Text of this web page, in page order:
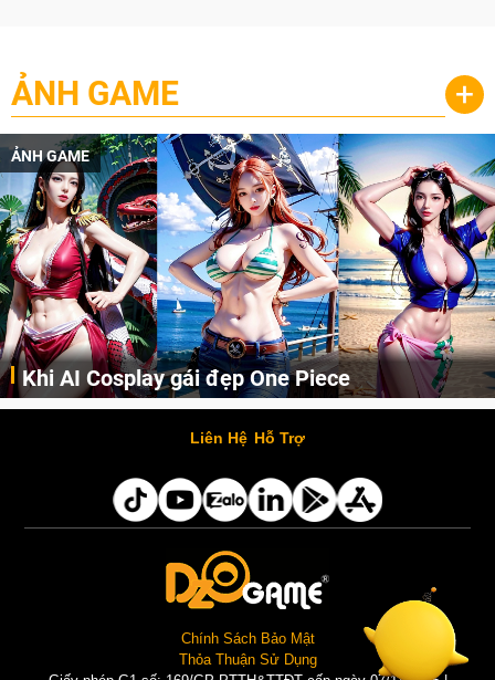
ẢNH GAME +
ẢNH GAME
Khi AI Cosplay gái đẹp One Piece
Những cô nàng nóng bỏng Boa Hancock, Nico Robin, Nami, Yamato hay Perona được AI vẽ lại dưới hình thức Cosplay cực kỳ chuẩn chỉnh.
Liên Hệ Hỗ Trợ
Chính Sách Bảo Mật
Thỏa Thuận Sử Dụng